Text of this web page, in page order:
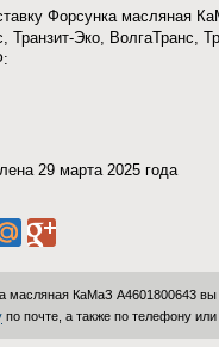
Форсунка масляная
Транзит-Эко, ВолгаТранс,
29 марта 2025 года
масляная КаМаЗ A4601800643
по почте, а также по телефону или